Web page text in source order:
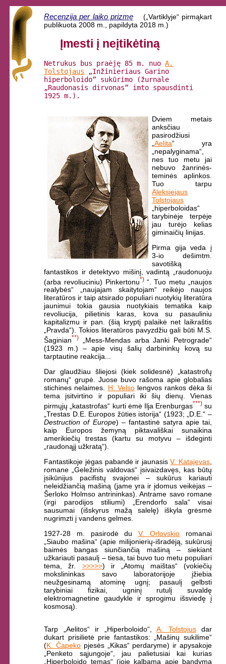
Recenzija per laiko prizmę(„Vartiklyje“ pirmąkart
publikuota 2008 m., papildyta 2018 m.)
Įmesti į neįtikėtiną
Netrukus bus praėję 85 m. nuoA.
Tolstojaus „Inžinieriaus Garino
hiperboloido“ sukūrimo (žurnale
„Raudonasis dirvonas“ imto spausdinti
1925 m.).
Dviem metais
anksčiau
pasirodžiusi
„Aelita“ yra
„nepalyginama“,
nes tuo metu jai
nebuvo žanrinės-
teminės aplinkos.
Tuo tarpu
Aleksiejaus
Tolstojaus
„hiperboloidas“
tarybinėje terpėje
jau turėjo kelias
giminaičių linijas.
Pirma gija veda į
3-io dešimtm.
savotišką
fantastikos ir detektyvo mišinį, vadintą „raudonuoju
(arba revoliuciniu) Pinkertonu*) “. Tuo metu „naujos
realybės“ „naujajam skaitytojam“ reikėjo naujos
literatūros ir taip atsirado populiari nuotykių literatūra
jaunimui tokia gausia nuotykiais tematika kaip
revoliucija, pilietinis karas, kova su pasauliniu
kapitalizmu ir pan. (šią kryptį palaikė net laikraštis
„Pravda“). Tokios literatūros pavyzdžiu gali būti M.S.
Šaginian**)
„Mess-Mendas arba Janki Petrograde“
(1923 m.) – apie visų šalių darbininkų kovą su
tarptautine reakcija...
Dar glaudžiau šliejosi (kiek solidesnė) „katastrofų
romanų“ grupė. Juose buvo rašoma apie globalias
stichines nelaimes. H. Velsolengvos rankos dėka ši
tema įsitvirtino ir populiari iki šių dienų. Vienas
pirmųjų „katastrofas“ kurti ėmė Ilja Erenburgas***)su
„Trestas D.E. Europos žūties istorija“ (1923; „D.E.“ –
Destruction of Europe) – fantastinė satyra apie tai,
kaip Europos žemyną piktavališkai sunaikina
amerikiečių trestas (kartu su motyvu – išdeginti
„raudonąjį užkratą“).
Fantastikoje jėgas pabandė ir jaunasisV. Katajevas
romane „Geležinis valdovas“ įsivaizdavęs, kas būtų
įsikūnijus pacifistų svajonei – sukūrus kariauti
neleidžiančią mašiną (jame yra ir įdomus veikėjas –
Šerloko Holmso antrininkas). Antrame savo romane
(irgi parodijos stiliumi) „Erendorfo sala“ visai
sausumai (išskyrus mažą salelę) iškyla grėsmė
nugrimzti į vandens gelmes.
1927-28 m. pasirodė du V. Orlovskio romanai
„Siaubo mašina“ (apie milijonierių-išradėją, sukūrusį
baimės bangas siunčiančią mašiną – siekiant
užkariauti pasaulį – tiesa, tai buvo tuo metu populiari
tema, žr. >>>>>) ir „Atomų maištas“ (vokiečių
mokslininkas savo laboratorijoje įžiebia
neužgesinamą atominę ugnį; pasaulį gelbsti
tarybiniai fizikai, ugninį rutulį suvaldę
elektromagnetine gaudykle ir sprogimu išsviedę į
kosmosą).
Tarp „Aelitos“ ir „Hiperboloido“,A. Tolstojusdar
dukart prisilietė prie fantastikos: „Mašinų sukilime“
(K. Čapeko pjesės „Kikas“ perdaryme) ir apysakoje
„Penketo sąjungoje“, jau palietusiai kai kurias
„Hiperboloido temas“ (joje kalbama apie bandymą